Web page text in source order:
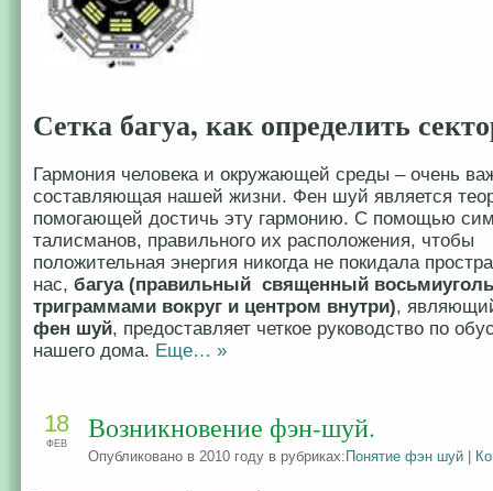
Сетка багуа, как определить
Гармония человека и окружающей среды – очень
составляющая нашей жизни. Фен шуй является
помогающей достичь эту гармонию. С помощью
талисманов, правильного их расположения, чтобы
положительная энергия никогда не покидала
нас, багуа (правильный священный
триграммами вокруг и центром внутри),
фен шуй, предоставляет четкое руководство по
нашего дома. Еще… »
Возникновение фэн-шуй.
Опубликовано в 2010 году в рубриках: Понятие фэн шуй
18
ФЕВ